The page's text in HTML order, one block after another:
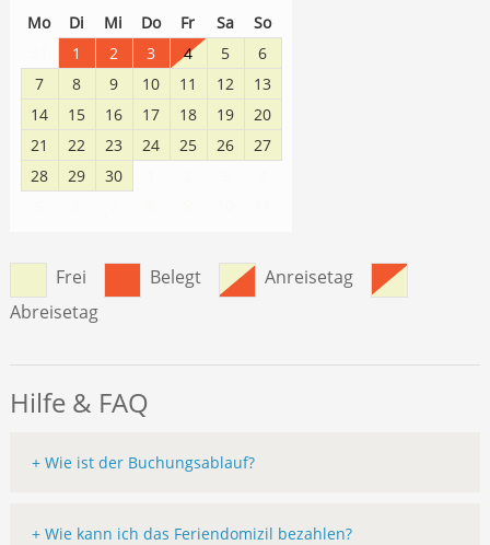
Mo Di Mi Do Fr Sa
So
1 2 3 4 5
6
7
8 9 10 11 12
13
14
15 16 17 18 19
20
21
22 23 24 25 26
27
28
29 30
Frei Belegt
Anreisetag
Abreisetag
Hilfe & FAQ
+ Wie ist der Buchungsablauf?
+ Wie kann ich das Feriendomizil bezahlen?